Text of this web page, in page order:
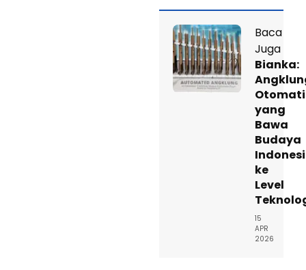
Baca
Juga
Bianka:
yang
Bawa
Budaya
ke
Level
15
APR
2026